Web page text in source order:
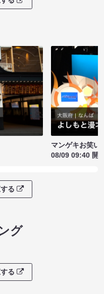
マンゲキお笑い
08/09 09:40 開
る
グ
る